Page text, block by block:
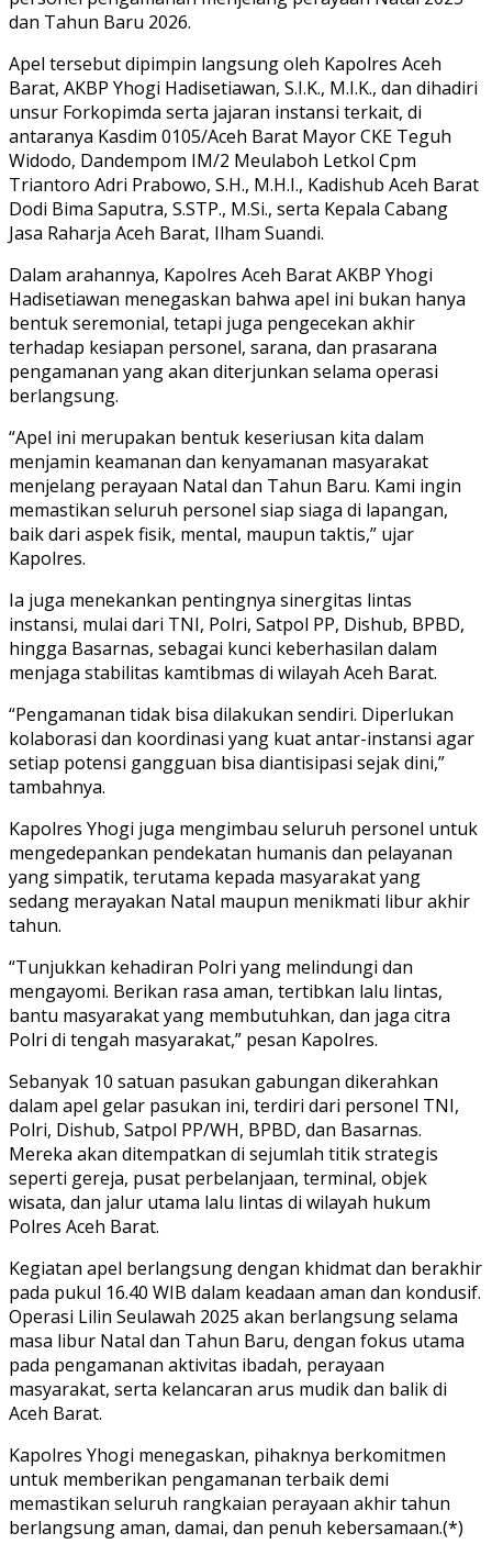
dan Tahun Baru 2026.
Apel tersebut dipimpin langsung oleh Kapolres Aceh
Barat, AKBP Yhogi Hadisetiawan, S.I.K., M.I.K., dan dihadiri
unsur Forkopimda serta jajaran instansi terkait, di
antaranya Kasdim 0105/Aceh Barat Mayor CKE Teguh
Widodo, Dandempom IM/2 Meulaboh Letkol Cpm
Triantoro Adri Prabowo, S.H., M.H.I., Kadishub Aceh Barat
Dodi Bima Saputra, S.STP., M.Si., serta Kepala Cabang
Jasa Raharja Aceh Barat, Ilham Suandi.
Dalam arahannya, Kapolres Aceh Barat AKBP Yhogi
Hadisetiawan menegaskan bahwa apel ini bukan hanya
bentuk seremonial, tetapi juga pengecekan akhir
terhadap kesiapan personel, sarana, dan prasarana
pengamanan yang akan diterjunkan selama operasi
berlangsung.
“Apel ini merupakan bentuk keseriusan kita dalam
menjamin keamanan dan kenyamanan masyarakat
menjelang perayaan Natal dan Tahun Baru. Kami ingin
memastikan seluruh personel siap siaga di lapangan,
baik dari aspek fisik, mental, maupun taktis,” ujar
Kapolres.
Ia juga menekankan pentingnya sinergitas lintas
instansi, mulai dari TNI, Polri, Satpol PP, Dishub, BPBD,
hingga Basarnas, sebagai kunci keberhasilan dalam
menjaga stabilitas kamtibmas di wilayah Aceh Barat.
“Pengamanan tidak bisa dilakukan sendiri. Diperlukan
kolaborasi dan koordinasi yang kuat antar-instansi agar
setiap potensi gangguan bisa diantisipasi sejak dini,”
tambahnya.
Kapolres Yhogi juga mengimbau seluruh personel untuk
mengedepankan pendekatan humanis dan pelayanan
yang simpatik, terutama kepada masyarakat yang
sedang merayakan Natal maupun menikmati libur akhir
tahun.
“Tunjukkan kehadiran Polri yang melindungi dan
mengayomi. Berikan rasa aman, tertibkan lalu lintas,
bantu masyarakat yang membutuhkan, dan jaga citra
Polri di tengah masyarakat,” pesan Kapolres.
Sebanyak 10 satuan pasukan gabungan dikerahkan
dalam apel gelar pasukan ini, terdiri dari personel TNI,
Polri, Dishub, Satpol PP/WH, BPBD, dan Basarnas.
Mereka akan ditempatkan di sejumlah titik strategis
seperti gereja, pusat perbelanjaan, terminal, objek
wisata, dan jalur utama lalu lintas di wilayah hukum
Polres Aceh Barat.
Kegiatan apel berlangsung dengan khidmat dan berakhir
pada pukul 16.40 WIB dalam keadaan aman dan kondusif.
Operasi Lilin Seulawah 2025 akan berlangsung selama
masa libur Natal dan Tahun Baru, dengan fokus utama
pada pengamanan aktivitas ibadah, perayaan
masyarakat, serta kelancaran arus mudik dan balik di
Aceh Barat.
Kapolres Yhogi menegaskan, pihaknya berkomitmen
untuk memberikan pengamanan terbaik demi
memastikan seluruh rangkaian perayaan akhir tahun
berlangsung aman, damai, dan penuh kebersamaan.(*)